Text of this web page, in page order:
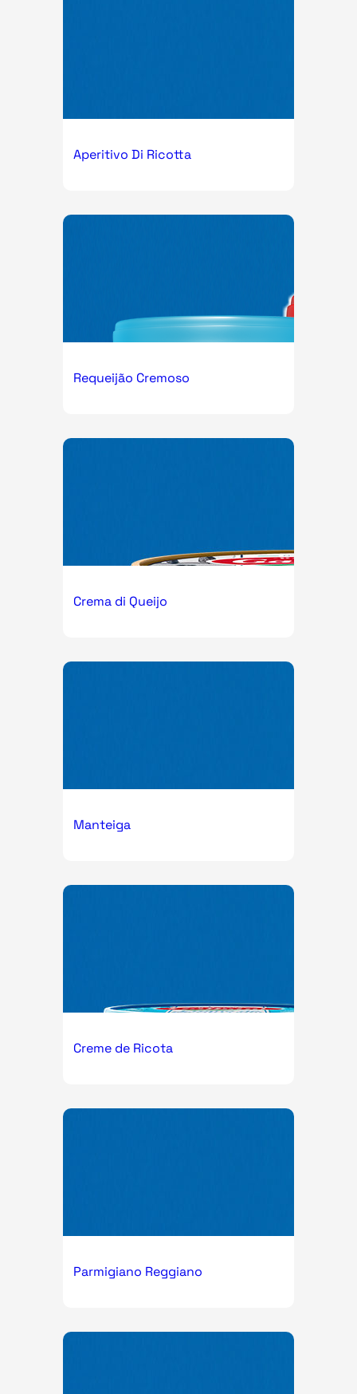
Aperitivo Di Ricotta
Requeijão Cremoso
Crema di Queijo
Manteiga
Creme de Ricota
Parmigiano Reggiano